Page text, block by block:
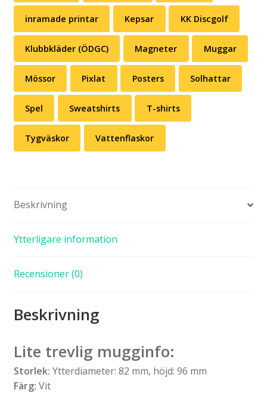
inramade printar Kepsar KK Discgolf
Klubbkläder (ÖDGC) Magneter Muggar
Mössor Pixlat Posters Solhattar
Spel Sweatshirts T-shirts
Tygväskor Vattenflaskor
Beskrivning
Ytterligare information
Recensioner (0)
Beskrivning
Lite trevlig mugginfo:
Storlek: Ytterdiameter: 82 mm, höjd: 96 mm
Färg: Vit